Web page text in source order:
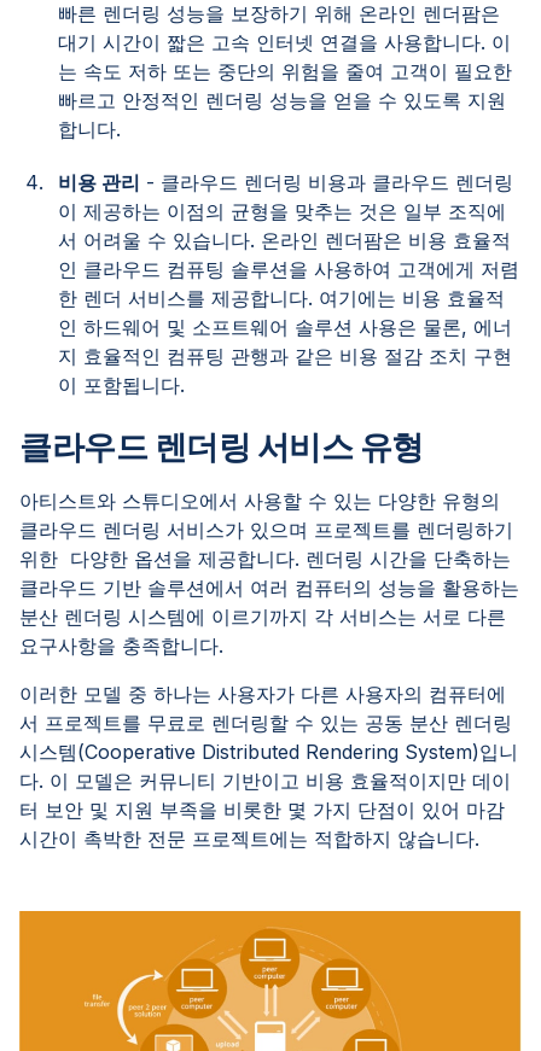
빠른 렌더링 성능을 보장하기 위해 온라인 렌더팜은
대기 시간이 짧은 고속 인터넷 연결을 사용합니다. 이
는 속도 저하 또는 중단의 위험을 줄여 고객이 필요한
빠르고 안정적인 렌더링 성능을 얻을 수 있도록 지원
합니다.
비용 관리 - 클라우드 렌더링 비용과 클라우드 렌더링
이 제공하는 이점의 균형을 맞추는 것은 일부 조직에
서 어려울 수 있습니다. 온라인 렌더팜은 비용 효율적
인 클라우드 컴퓨팅 솔루션을 사용하여 고객에게 저렴
한 렌더 서비스를 제공합니다. 여기에는 비용 효율적
인 하드웨어 및 소프트웨어 솔루션 사용은 물론, 에너
지 효율적인 컴퓨팅 관행과 같은 비용 절감 조치 구현
이 포함됩니다.
클라우드 렌더링 서비스 유형
아티스트와 스튜디오에서 사용할 수 있는 다양한 유형의
클라우드 렌더링 서비스가 있으며 프로젝트를 렌더링하기
위한 다양한 옵션을 제공합니다. 렌더링 시간을 단축하는
클라우드 기반 솔루션에서 여러 컴퓨터의 성능을 활용하는
분산 렌더링 시스템에 이르기까지 각 서비스는 서로 다른
요구사항을 충족합니다.
이러한 모델 중 하나는 사용자가 다른 사용자의 컴퓨터에
서 프로젝트를 무료로 렌더링할 수 있는 공동 분산 렌더링
시스템(Cooperative Distributed Rendering System)입니
다. 이 모델은 커뮤니티 기반이고 비용 효율적이지만 데이
터 보안 및 지원 부족을 비롯한 몇 가지 단점이 있어 마감
시간이 촉박한 전문 프로젝트에는 적합하지 않습니다.